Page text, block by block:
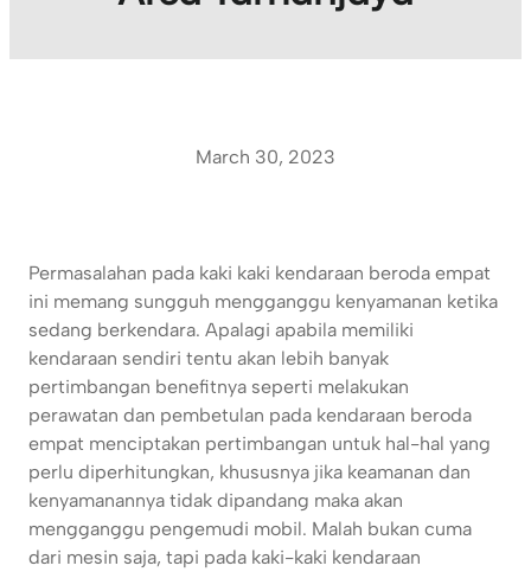
March 30, 2023
Permasalahan pada kaki kaki kendaraan beroda empat
ini memang sungguh mengganggu kenyamanan ketika
sedang berkendara. Apalagi apabila memiliki
kendaraan sendiri tentu akan lebih banyak
pertimbangan benefitnya seperti melakukan
perawatan dan pembetulan pada kendaraan beroda
empat menciptakan pertimbangan untuk hal-hal yang
perlu diperhitungkan, khususnya jika keamanan dan
kenyamanannya tidak dipandang maka akan
mengganggu pengemudi mobil. Malah bukan cuma
dari mesin saja, tapi pada kaki-kaki kendaraan